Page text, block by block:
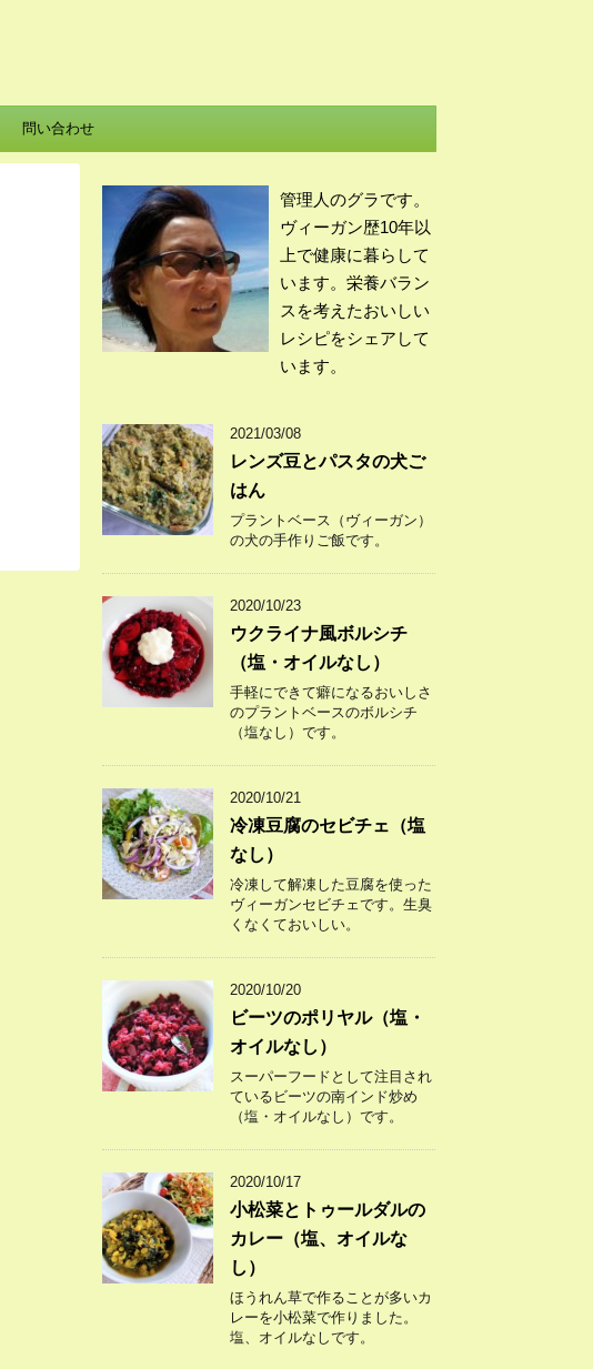
問い合わせ
管理人のグラです。
ヴィーガン歴10年以
上で健康に暮らして
います。栄養バラン
スを考えたおいしい
レシピをシェアして
います。
2021/03/08
レンズ豆とパスタの犬ご
はん
プラントベース（ヴィーガン）
の犬の手作りご飯です。
2020/10/23
ウクライナ風ボルシチ
（塩・オイルなし）
手軽にできて癖になるおいしさ
のプラントベースのボルシチ
（塩なし）です。
2020/10/21
冷凍豆腐のセビチェ（塩
なし）
冷凍して解凍した豆腐を使った
ヴィーガンセビチェです。生臭
くなくておいしい。
2020/10/20
ビーツのポリヤル（塩・
オイルなし）
スーパーフードとして注目され
ているビーツの南インド炒め
（塩・オイルなし）です。
2020/10/17
小松菜とトゥールダルの
カレー（塩、オイルな
し）
ほうれん草で作ることが多いカ
レーを小松菜で作りました。
塩、オイルなしです。